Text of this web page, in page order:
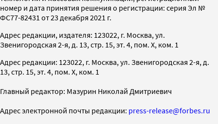
номер и дата принятия решения о регистрации: серия Эл №
ФС77-82431 от 23 декабря 2021 г.
Адрес редакции, издателя: 123022, г. Москва, ул.
Звенигородская 2-я, д. 13, стр. 15, эт. 4, пом. X, ком. 1
Адрес редакции: 123022, г. Москва, ул. Звенигородская 2-я, д.
13, стр. 15, эт. 4, пом. X, ком. 1
Главный редактор: Мазурин Николай Дмитриевич
Адрес электронной почты редакции: press-release@forbes.ru